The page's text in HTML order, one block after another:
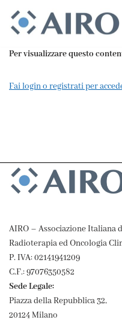
Vai
Per visualizzare questo
Fai login o registrati per
AIRO – Associazione Italiana
Radioterapia ed Oncologia
P. IVA: 02141941209
C.F.: 97076350582
Sede Legale:
Piazza della Repubblica 32,
20124 Milano